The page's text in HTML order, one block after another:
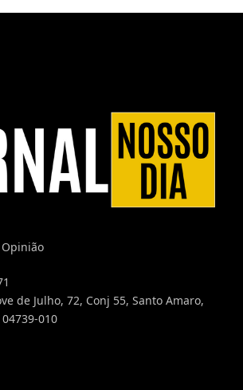
de Julho, 72, Conj 55, Santo Amaro,
04739-010